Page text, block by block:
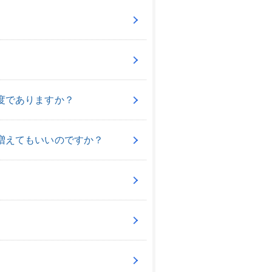
でありますか？
てもいいのですか？